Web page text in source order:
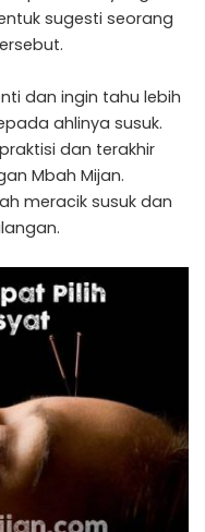
sugesti seorang
dan ingin tahu lebih
ahlinya susuk.
dan terakhir
Mbah Mijan.
meracik susuk dan